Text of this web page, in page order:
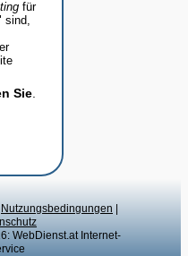
für
sind,
Sie
Nutzungsbedingungen
WebDienst.at Internet-